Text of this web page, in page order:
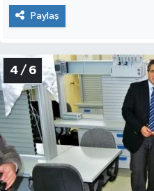
Paylaş
4 / 6